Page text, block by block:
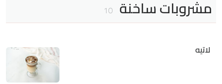
مشروبات ساخنة 10
لاتيه